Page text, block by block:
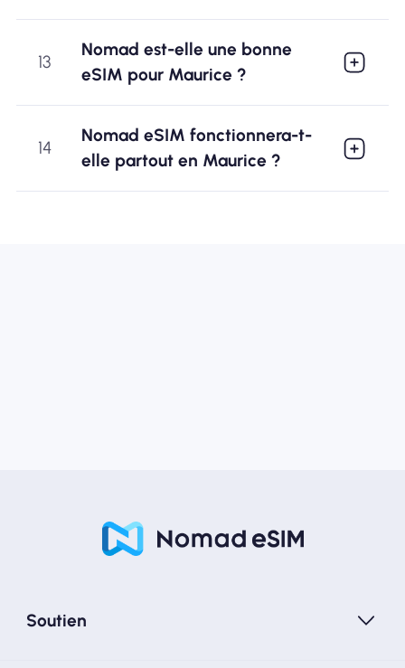
13
Nomad est-elle une bonne
eSIM pour Maurice ?
14
Nomad eSIM fonctionnera-t-
elle partout en Maurice ?
Soutien